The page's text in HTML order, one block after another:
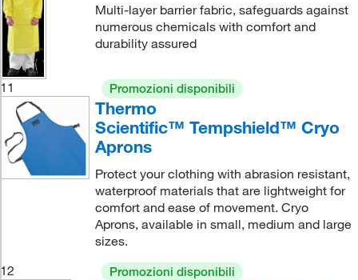
Multi-layer barrier fabric, safeguards against
numerous chemicals with comfort and
durability assured
11 Promozioni disponibili
Thermo
Scientific™ Tempshield™ Cryo
Aprons
Protect your clothing with abrasion resistant,
waterproof materials that are lightweight for
comfort and ease of movement. Cryo
Aprons, available in small, medium and large
sizes.
12
Promozioni disponibili